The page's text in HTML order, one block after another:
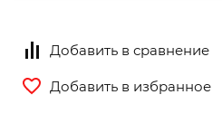
Добавить в сравнение
Добавить в избранное